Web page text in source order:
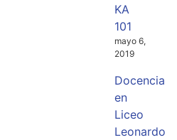
KA
101
mayo 6,
2019
Docencia
en
Liceo
Leonardo